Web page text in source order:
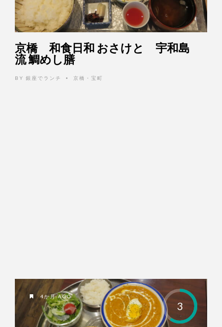
京橋 和食日和 おさけと 宇和島
流 鯛めし膳
BY 銀座でランチ • 京橋・宝町
3
4か月 AGO